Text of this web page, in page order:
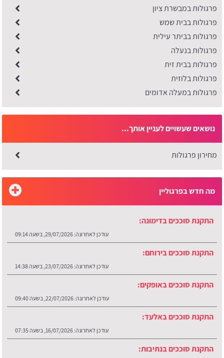
פרגולות במבשרת ציון
פרגולות בבית שמש
פרגולות בביתר עילית
פרגולות בנעלה
פרגולות בבית זית
פרגולות בלוזית
פרגולות במעלה אדומים
נושאים שעשויים לעניין אותך...
מחירון פרגולות
מה חדש בפרגוליין
התקנת סוככים בדימונה:
עודכן לאחרונה: 29/07/2026, בשעה 09:14
התקנת סוככים בירוחם:
עודכן לאחרונה: 23/07/2026, בשעה 14:38
התקנת סוככים באופקים:
עודכן לאחרונה: 22/07/2026, בשעה 09:40
התקנת סוככים באלעד:
עודכן לאחרונה: 16/07/2026, בשעה 07:35
התקנת סוככים בנתיבות: